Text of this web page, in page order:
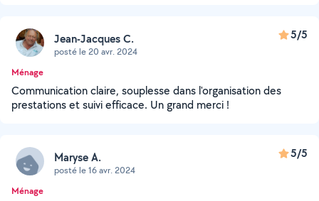
Jean-Jacques C.
posté le 20 avr. 2024
5/5
Ménage
Communication claire, souplesse dans l'organisation des
prestations et suivi efficace. Un grand merci !
Maryse A.
posté le 16 avr. 2024
5/5
Ménage